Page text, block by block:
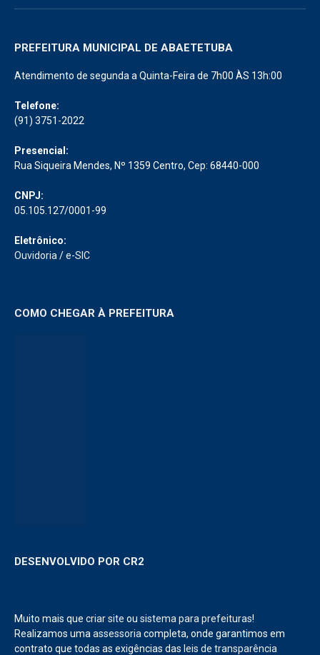
PREFEITURA MUNICIPAL DE ABAETETUBA
Atendimento de segunda a Quinta-Feira de 7h00 ÀS 13h:00
Telefone:
(91) 3751-2022
Presencial:
Rua Siqueira Mendes, Nº 1359 Centro, Cep: 68440-000
CNPJ:
05.105.127/0001-99
Eletrônico:
Ouvidoria /e-SIC
COMO CHEGAR À PREFEITURA
DESENVOLVIDO POR CR2
Muito mais que criar site ou sistema para prefeituras!
Realizamos uma assessoria completa, onde garantimos em
contrato que todas as exigências das leis de transparência